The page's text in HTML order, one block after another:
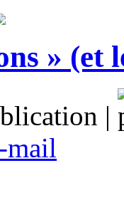
» (et
|
mail